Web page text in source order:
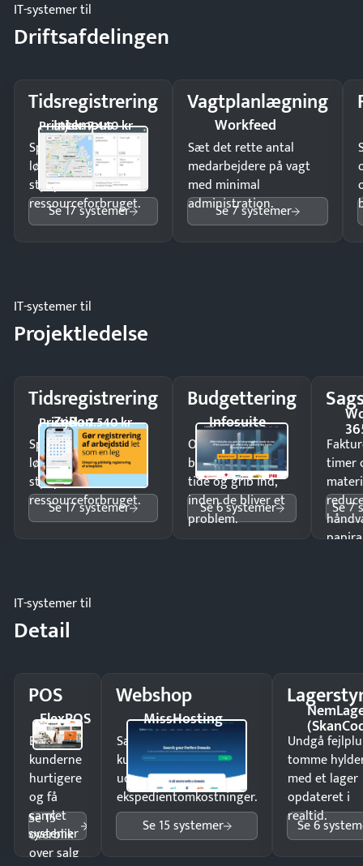
IT-systemer til
Driftsafdelingen
Tidsregistrering
Intempus
Pristjek: 7.440 kr
Spar tid på
lønberegning og få
styr på
ressourceforbruget.
Se 17 systemer
Vagtplanlægning
Workfeed
Sæt det rette antal
medarbejdere på vagt
med minimal
administration.
Se 7 systemer
IT-systemer til
Projektledelse
Tidsregistrering
ZeBon
Pristjek: 7.540 kr
Spar tid på
lønberegning og få
styr på
ressourceforbruget.
Se 17 systemer
Budgettering
Infosuite
Opdag
budgetafvigelser i
tide og grib ind,
inden de bliver et
problem.
Se 6 systemer
timer
Se 7
IT-systemer til
Detail
POS
FlexPOS
Ekspedér
kunderne
hurtigere
og få
samlet
overblik
over salg
Se 15
systemer
Webshop
MissHosting
Sælg produkter 24/7 til
kunder i hele landet
uden
ekspedientomkostninger.
Se 15 systemer
Undgå
tomme
med et lager
opdateret i
realtid.
Se 6